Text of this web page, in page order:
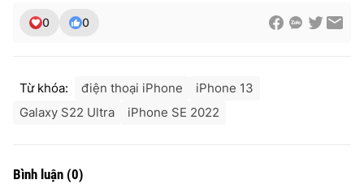
0 0
Từ khóa: điện thoại iPhone
iPhone 13
Galaxy S22 Ultra
iPhone SE 2022
Bình luận (0)